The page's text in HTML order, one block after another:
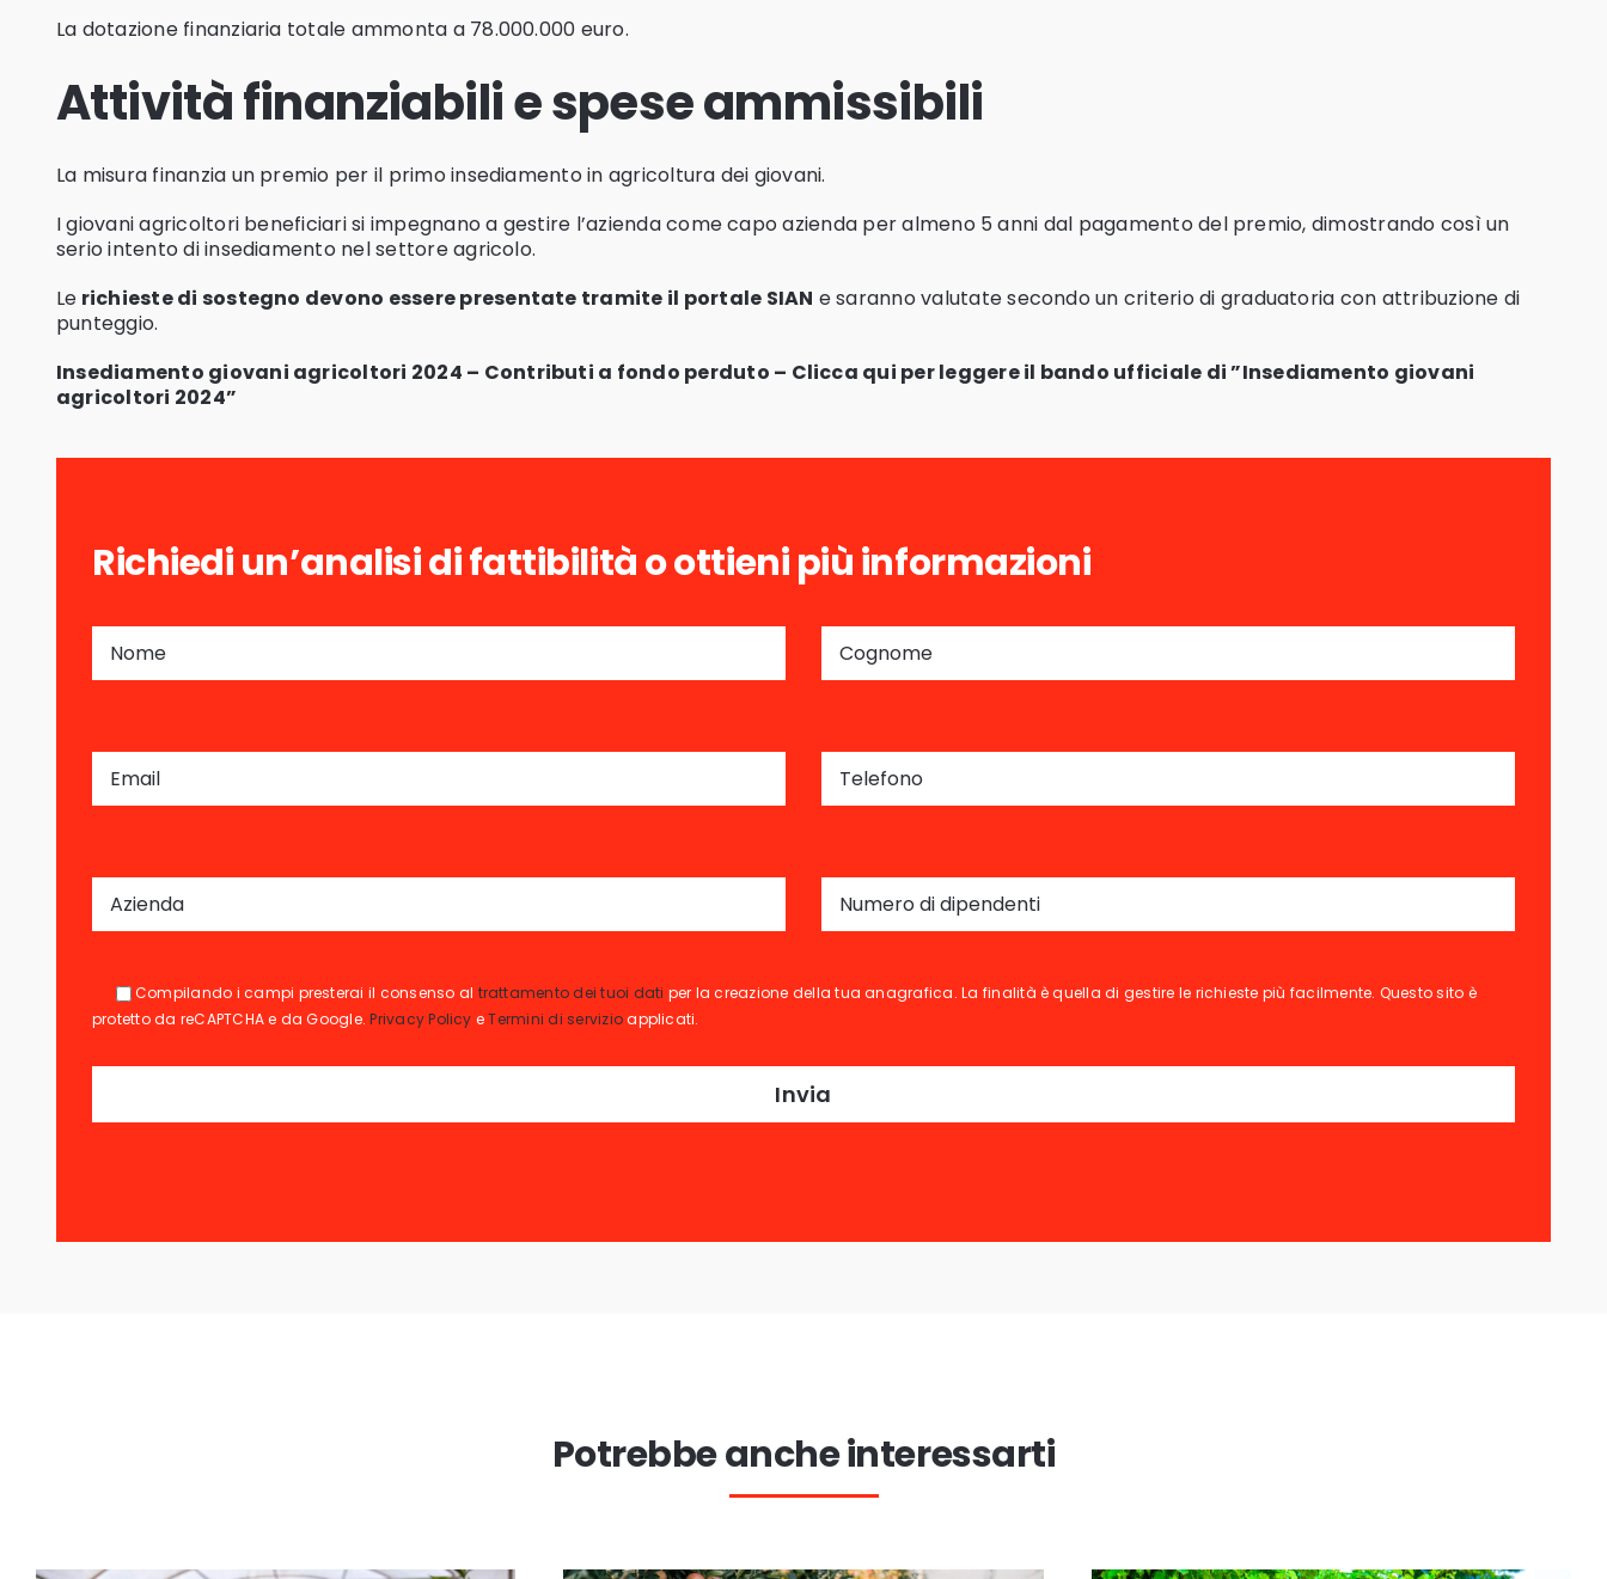
La dotazione finanziaria totale ammonta a 78.000.000 euro.
Attività finanziabili e spese ammissibili
La misura finanzia un premio per il primo insediamento in agricoltura dei giovani.
I giovani agricoltori beneficiari si impegnano a gestire l’azienda come capo azienda per almeno 5 anni dal pagamento del premio, dimostrando così un
serio intento di insediamento nel settore agricolo.
Le richieste di sostegno devono essere presentate tramite il portale SIAN e saranno valutate secondo un criterio di graduatoria con attribuzione di
punteggio.
Insediamento giovani agricoltori 2024 – Contributi a fondo perduto – Clicca qui per leggere il bando ufficiale di ”Insediamento giovani
agricoltori 2024”
Richiedi un’analisi di fattibilità o ottieni più informazioni
Compilando i campi presterai il consenso al trattamento dei tuoi dati per la creazione della tua anagrafica. La finalità è quella di gestire le richieste più facilmente. Questo sito è
protetto da reCAPTCHA e da Google.Privacy Policy eTermini di servizioapplicati.
Potrebbe anche interessarti